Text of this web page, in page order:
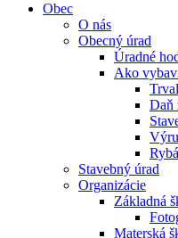
Obec
O nás
Obecný úrad
Úradné
Ako
Daň
Stavebný úrad
Organizácie
Základná
Materská